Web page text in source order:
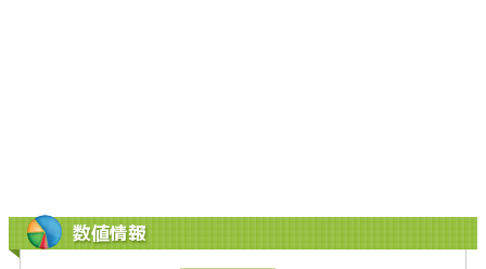
数値情報